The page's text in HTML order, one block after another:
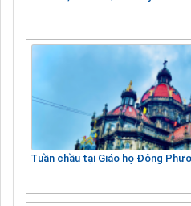
Tuần chầu tại Giáo họ Đông